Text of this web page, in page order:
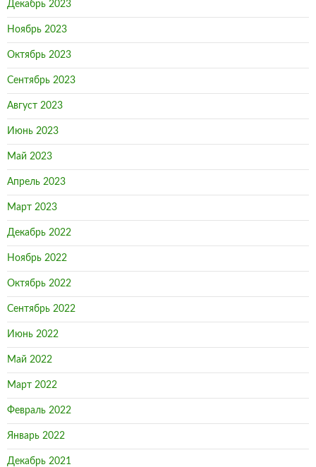
Декабрь 2023
Ноябрь 2023
Октябрь 2023
Сентябрь 2023
Август 2023
Июнь 2023
Май 2023
Апрель 2023
Март 2023
Декабрь 2022
Ноябрь 2022
Октябрь 2022
Сентябрь 2022
Июнь 2022
Май 2022
Март 2022
Февраль 2022
Январь 2022
Декабрь 2021